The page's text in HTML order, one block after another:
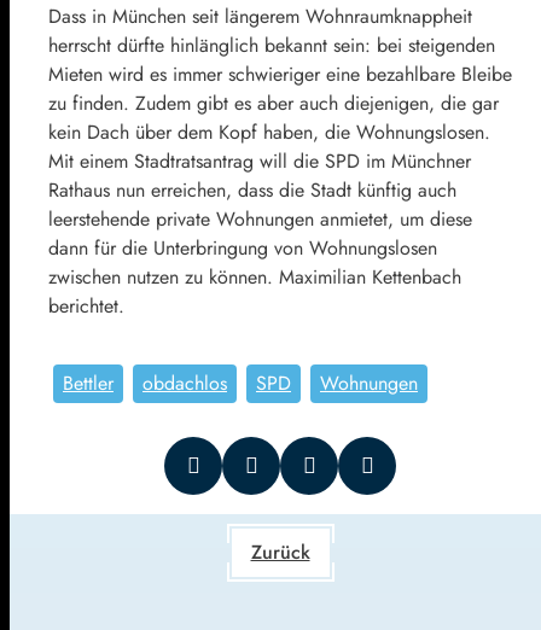
Dass in München seit längerem Wohnraumknappheit
herrscht dürfte hinlänglich bekannt sein: bei steigenden
Mieten wird es immer schwieriger eine bezahlbare Bleibe
zu finden. Zudem gibt es aber auch diejenigen, die gar
kein Dach über dem Kopf haben, die Wohnungslosen.
Mit einem Stadtratsantrag will die SPD im Münchner
Rathaus nun erreichen, dass die Stadt künftig auch
leerstehende private Wohnungen anmietet, um diese
dann für die Unterbringung von Wohnungslosen
zwischen nutzen zu können. Maximilian Kettenbach
berichtet.
Bettler obdachlos SPD Wohnungen
Zurück